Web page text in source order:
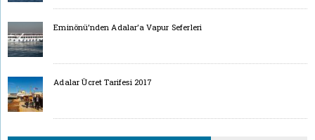
Eminönü’nden Adalar’a Vapur Seferleri
Adalar Ücret Tarifesi 2017